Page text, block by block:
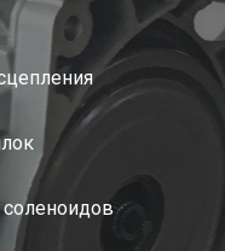
соленоидов